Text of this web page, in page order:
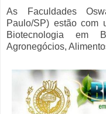
As Faculdades
Paulo/SP) estão com
Biotecnologia em
Agronegócios,